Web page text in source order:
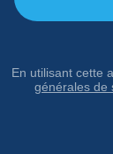
En utilisant cette
générales de